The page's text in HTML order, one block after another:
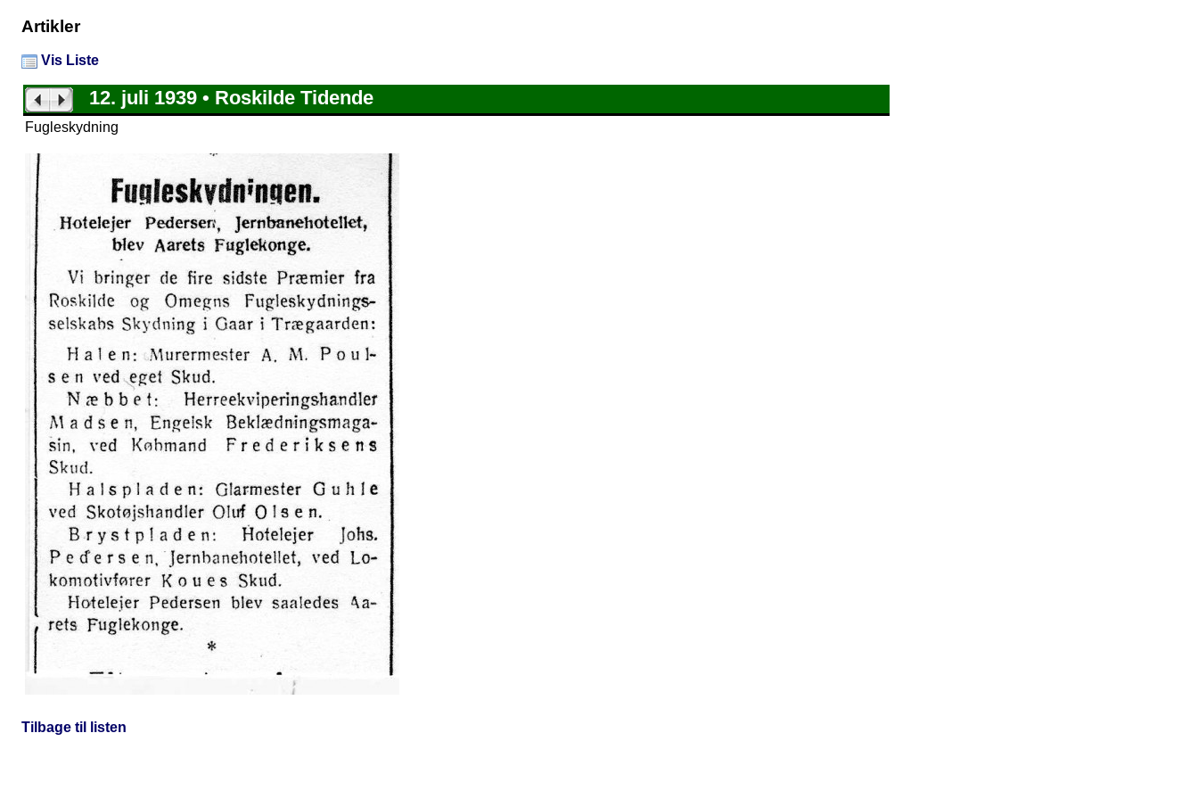
Artikler
Vis Liste
12. juli 1939 • Roskilde Tidende
Fugleskydning
Tilbage til listen